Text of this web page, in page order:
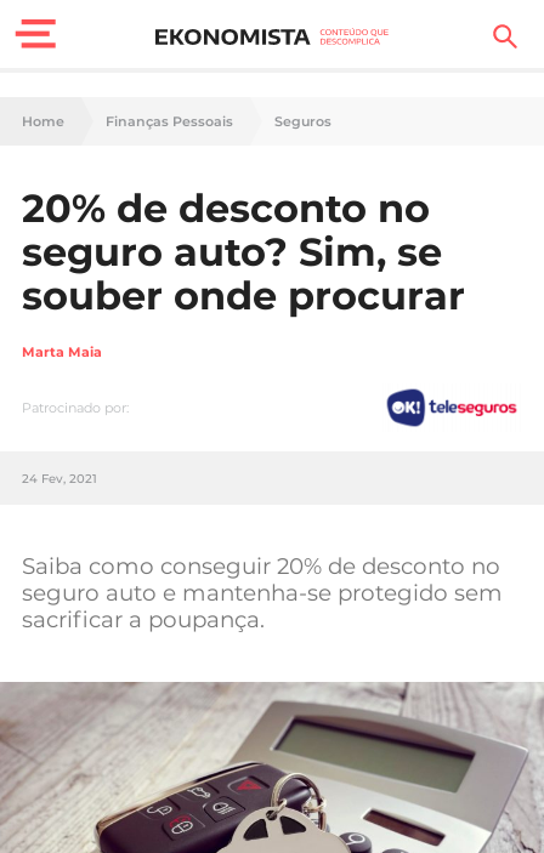
Finanças Pessoais
Carreira
Casa
Lifestyle
Sociedade
Tecnologia
Mundial 2026
Home Finanças Pessoais Seguros
20% de desconto no
seguro auto? Sim, se
souber onde procurar
Marta Maia
Patrocinado por:
24 Fev, 2021
Saiba como conseguir 20% de desconto no
seguro auto e mantenha-se protegido sem
sacrificar a poupança.